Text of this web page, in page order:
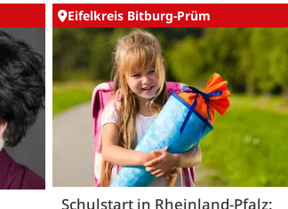
Eifelkreis Bitburg-Prüm
Schulstart in Rheinland-Pfalz: